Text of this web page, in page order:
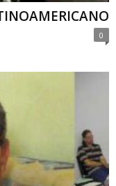
0